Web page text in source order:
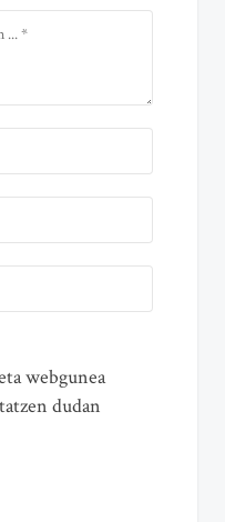
webgunea
dudan